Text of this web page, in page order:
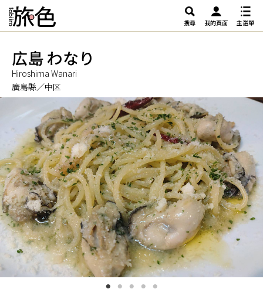
搜尋 我的頁面 主選單
広島 わなり
Hiroshima Wanari
廣島縣／中区